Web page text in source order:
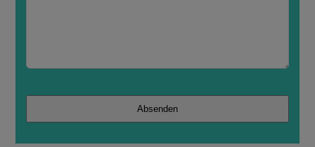
Contact
Email *
Absenden